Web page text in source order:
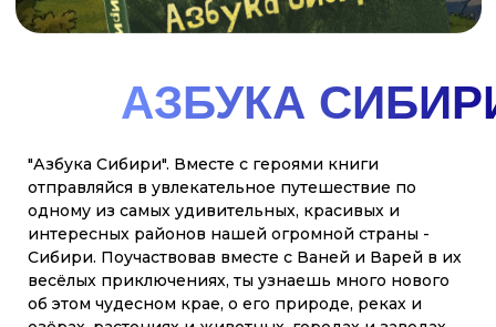
купить
Главные герои - Варя, Ваня и собака Лайка - вместе
закрепить знания. Красочные иллюстрации Ольги
Графовой как нельзя лучше передают красоту
ГДЕ
НАШИ